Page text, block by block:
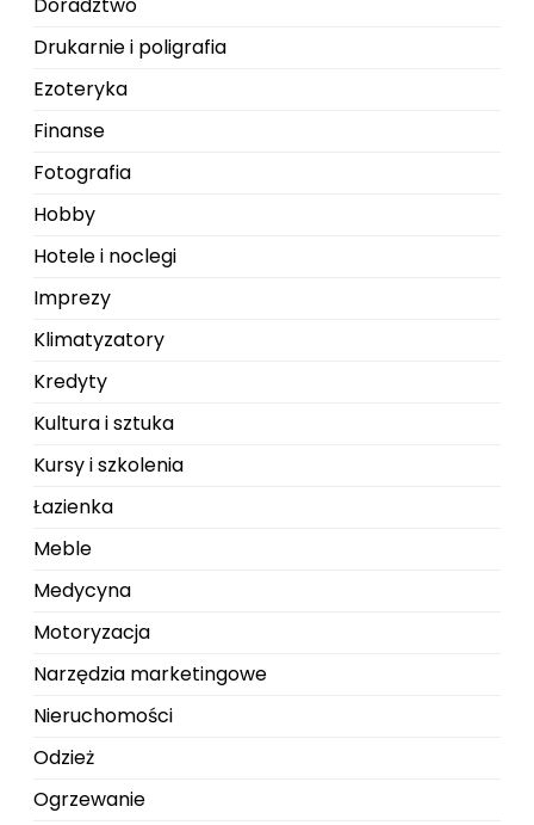
Drukarnie i poligrafia
Ezoteryka
Finanse
Fotografia
Hobby
Hotele i noclegi
Imprezy
Klimatyzatory
Kredyty
Kultura i sztuka
Kursy i szkolenia
Łazienka
Meble
Medycyna
Motoryzacja
Narzędzia marketingowe
Nieruchomości
Odzież
Ogrzewanie